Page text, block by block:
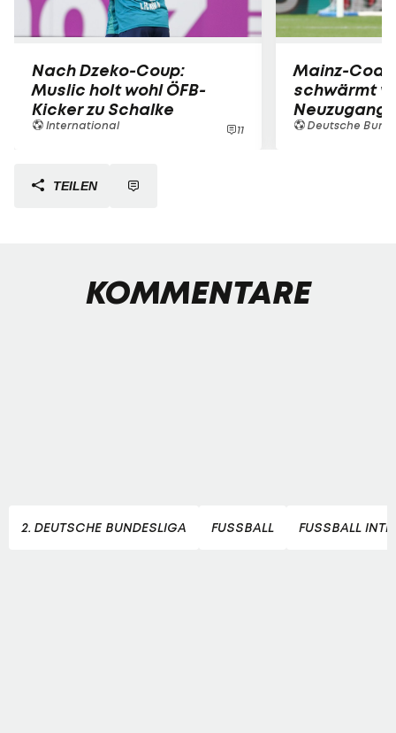
Nach Dzeko-Coup:
Muslic holt wohl ÖFB-
Kicker zu Schalke
International 11
Mainz-
schwärmt
Neuzugang
Deutsche
TEILEN
KOMMENTARE
2. DEUTSCHE BUNDESLIGA FUSSBALL FUSSBALL